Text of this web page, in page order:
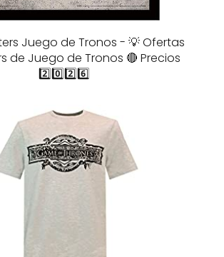
Juego de Tronos - 💡 Ofertas
de Juego de Tronos 🔴 Precios
2️⃣0️⃣2️⃣6️⃣